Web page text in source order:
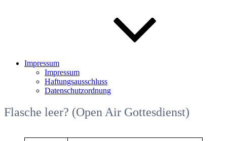
Impressum
Impressum
Haftungsausschluss
Datenschutzordnung
Flasche leer? (Open Air Gottesdienst)